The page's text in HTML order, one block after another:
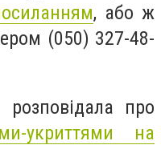
, або ж
(050) 327-48-
про
укриттями на